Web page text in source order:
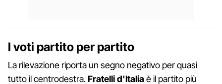
I voti partito per partito
La rilevazione riporta un segno negativo per quasi
tutto il centrodestra.Fratelli d'Italiaè il partito più